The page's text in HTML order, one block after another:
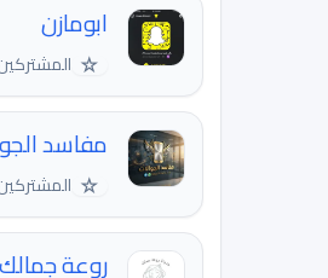
ابومازن
☆ المشتركين:
مفاسد
☆ المشتركين:
روعة